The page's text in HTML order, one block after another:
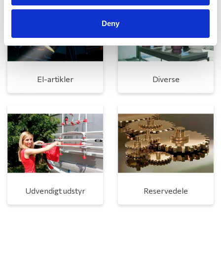
Deny
El-artikler Diverse
Udvendigt udstyr Reservedele